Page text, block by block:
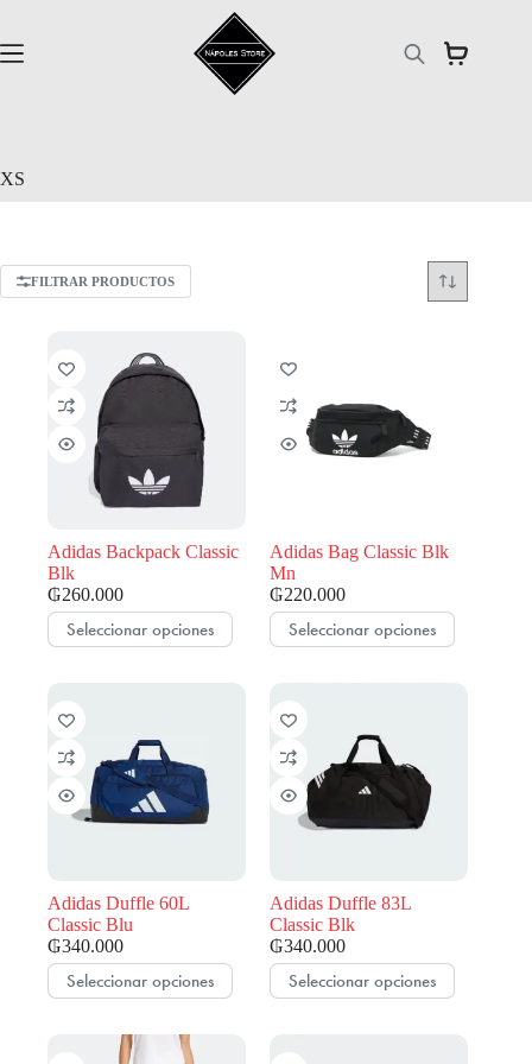
contenido
XS
FILTRAR PRODUCTOS
Adidas Backpack Classic
Blk
₲260.000
Seleccionar opciones
Este
producto
Las
opciones
se
pueden
elegir
de
producto
Adidas Bag Classic Blk
Mn
₲220.000
Seleccionar opciones
Este
producto
Las
opciones
se
pueden
elegir
de
producto
Adidas Duffle 60L
Classic Blu
₲340.000
Seleccionar opciones
Este
producto
Adidas Duffle 83L
Classic Blk
₲340.000
Seleccionar opciones
Este
producto